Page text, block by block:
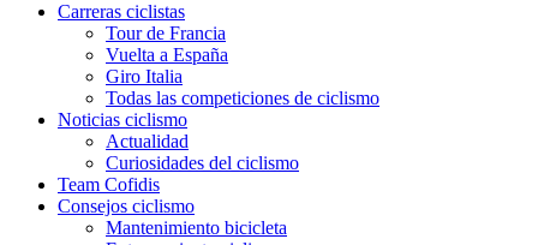
Carreras ciclistas
Tour de Francia
Vuelta a España
Giro Italia
Todas las competiciones de ciclismo
Noticias ciclismo
Actualidad
Curiosidades del ciclismo
Team Cofidis
Consejos ciclismo
Mantenimiento bicicleta